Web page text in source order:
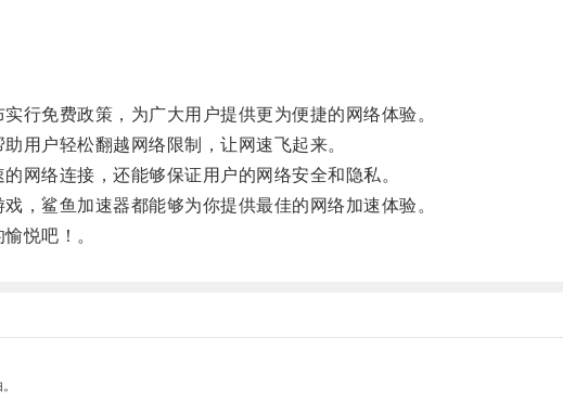
免费政策，为广大用户提供更为便捷的网络体验。
户轻松翻越网络限制，让网速飞起来。
络连接，还能够保证用户的网络安全和隐私。
鲨鱼加速器都能够为你提供最佳的网络加速体验。
悦吧！。